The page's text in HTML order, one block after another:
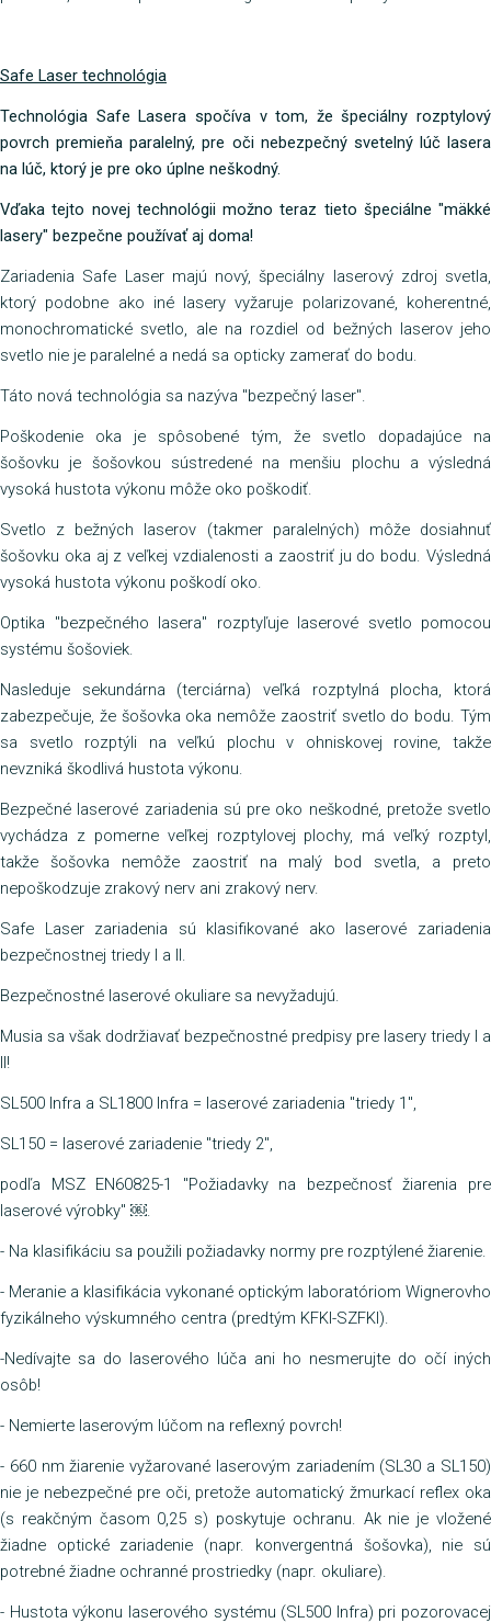
Safe Laser technológia
Technológia Safe Lasera spočíva v tom, že špeciálny rozptylový
povrch premieňa paralelný, pre oči nebezpečný svetelný lúč lasera
na lúč, ktorý je pre oko úplne neškodný.
Vďaka tejto novej technológii možno teraz tieto špeciálne "mäkké
lasery" bezpečne používať aj doma!
Zariadenia Safe Laser majú nový, špeciálny laserový zdroj svetla,
ktorý podobne ako iné lasery vyžaruje polarizované, koherentné,
monochromatické svetlo, ale na rozdiel od bežných laserov jeho
svetlo nie je paralelné a nedá sa opticky zamerať do bodu.
Táto nová technológia sa nazýva "bezpečný laser".
Poškodenie oka je spôsobené tým, že svetlo dopadajúce na
šošovku je šošovkou sústredené na menšiu plochu a výsledná
vysoká hustota výkonu môže oko poškodiť.
Svetlo z bežných laserov (takmer paralelných) môže dosiahnuť
šošovku oka aj z veľkej vzdialenosti a zaostriť ju do bodu. Výsledná
vysoká hustota výkonu poškodí oko.
Optika "bezpečného lasera" rozptyľuje laserové svetlo pomocou
systému šošoviek.
Nasleduje sekundárna (terciárna) veľká rozptylná plocha, ktorá
zabezpečuje, že šošovka oka nemôže zaostriť svetlo do bodu. Tým
sa svetlo rozptýli na veľkú plochu v ohniskovej rovine, takže
nevzniká škodlivá hustota výkonu.
Bezpečné laserové zariadenia sú pre oko neškodné, pretože svetlo
vychádza z pomerne veľkej rozptylovej plochy, má veľký rozptyl,
takže šošovka nemôže zaostriť na malý bod svetla, a preto
nepoškodzuje zrakový nerv ani zrakový nerv.
Safe Laser zariadenia sú klasifikované ako laserové zariadenia
bezpečnostnej triedy I a II.
Bezpečnostné laserové okuliare sa nevyžadujú.
Musia sa však dodržiavať bezpečnostné predpisy pre lasery triedy I a
II!
SL500 Infra a SL1800 Infra = laserové zariadenia "triedy 1",
SL150 = laserové zariadenie "triedy 2",
podľa MSZ EN60825-1 "Požiadavky na bezpečnosť žiarenia pre
laserové výrobky" ￼.
- Na klasifikáciu sa použili požiadavky normy pre rozptýlené žiarenie.
- Meranie a klasifikácia vykonané optickým laboratóriom Wignerovho
fyzikálneho výskumného centra (predtým KFKI-SZFKI).
-Nedívajte sa do laserového lúča ani ho nesmerujte do očí iných
osôb!
- Nemierte laserovým lúčom na reflexný povrch!
- 660 nm žiarenie vyžarované laserovým zariadením (SL30 a SL150)
nie je nebezpečné pre oči, pretože automatický žmurkací reflex oka
(s reakčným časom 0,25 s) poskytuje ochranu. Ak nie je vložené
žiadne optické zariadenie (napr. konvergentná šošovka), nie sú
potrebné žiadne ochranné prostriedky (napr. okuliare).
- Hustota výkonu laserového systému (SL500 Infra) pri pozorovacej